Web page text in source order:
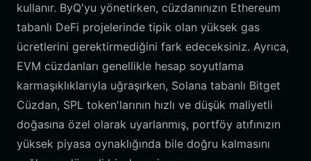
kullanır. ByQ'yu yönetirken, cüzdanınızın Ethereum
tabanlı DeFi projelerinde tipik olan yüksek gas
ücretlerini gerektirmediğini fark edeceksiniz. Ayrıca,
EVM cüzdanları genellikle hesap soyutlama
karmaşıklıklarıyla uğraşırken, Solana tabanlı Bitget
Cüzdan, SPL token'larının hızlı ve düşük maliyetli
doğasına özel olarak uyarlanmış, portföy atıfınızın
yüksek piyasa oynaklığında bile doğru kalmasını